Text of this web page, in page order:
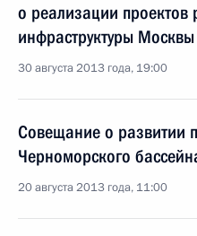
о реализации проектов
инфраструктуры
30 августа 2013 года, 19:00
Совещание о развитии
Черноморского
20 августа 2013 года, 11:00